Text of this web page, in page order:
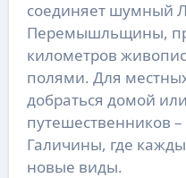
соединяет шумный
Перемышльщины,
километров
полями. Для
добраться домой
путешественников
Галичины, где
новые виды.